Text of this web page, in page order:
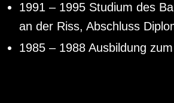
1991 – 1995 Studium des
an der Riss, Abschluss
1985 – 1988 Ausbildung